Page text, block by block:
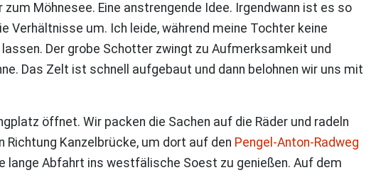
Möhnesee. Eine anstrengende Idee. Irgendwann ist es so
um. Ich leide, während meine Tochter keine
Der grobe Schotter zwingt zu Aufmerksamkeit und
Das Zelt ist schnell aufgebaut und dann belohnen wir uns mit
öffnet. Wir packen die Sachen auf die Räder und radeln
Kanzelbrücke, um dort auf den Pengel-Anton-Radweg
lange Abfahrt ins westfälische Soest zu genießen. Auf dem